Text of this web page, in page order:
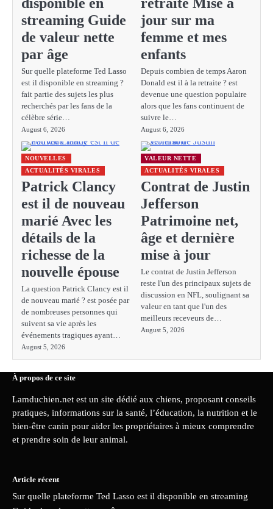
disponible en
streaming Guide
de valeur nette
par âge
Sur quelle plateforme Ted Lasso
est il disponible en streaming ?
fait partie des sujets les plus
recherchés par les fans de la
célèbre série…
August 6, 2026
retraite Mise à
jour sur ma
femme et mes
enfants
Depuis combien de temps Aaron
Donald est il à la retraite ? est
devenue une question populaire
alors que les fans continuent de
suivre le…
August 6, 2026
NOUVELLES
ACTUALITÉS VIRALES
Patrick Clancy
est il de nouveau
marié Avec les
détails de la
richesse de la
nouvelle épouse
La question Patrick Clancy est il
de nouveau marié ? est posée par
de nombreuses personnes qui
suivent sa vie après les
événements tragiques ayant…
August 5, 2026
VALEUR NETTE
ACTUALITÉS VIRALES
Contrat de Justin
Jefferson
Patrimoine net,
âge et dernière
mise à jour
Le contrat de Justin Jefferson
reste l'un des principaux sujets de
discussion en NFL, soulignant sa
valeur en tant que l'un des
meilleurs receveurs de…
August 5, 2026
À propos de ce site
Lamduchien.net est un site dédié aux chiens, proposant conseils
pratiques, informations sur la santé, l’éducation, la nutrition et le
bien-être canin pour aider les propriétaires à mieux comprendre
et prendre soin de leur animal.
Article récent
Sur quelle plateforme Ted Lasso est il disponible en streaming